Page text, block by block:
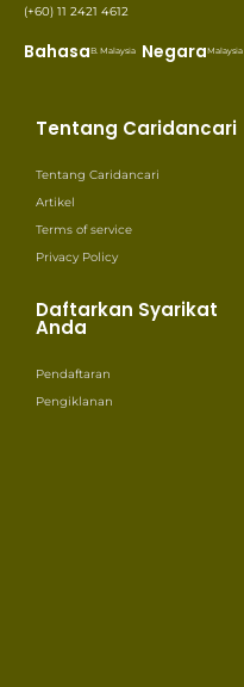
(+60) 11 2421 4612
BahasaB. Malaysia NegaraMalaysia
Tentang Caridancari
Tentang Caridancari
Artikel
Terms of service
Privacy Policy
Daftarkan Syarikat
Anda
Pendaftaran
Pengiklanan